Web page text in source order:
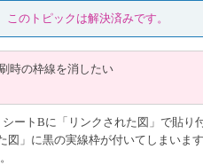
このトピックは解決済みです。
時の枠線を消したい
ートBに「リンクされた図」で貼り
図」に黒の実線枠が付いてしまいま